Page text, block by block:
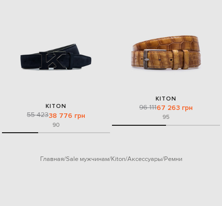
KITON
55 42338 776 грн
90
KITON
96 11167 263 грн
95
Главная Sale мужчинам Kiton Аксессуары Ремни